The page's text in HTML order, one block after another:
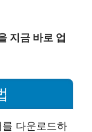
지금 바로 업
다운로드하